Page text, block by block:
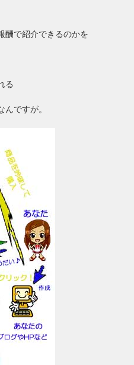
酬で紹介できるのかを
る
ですが。